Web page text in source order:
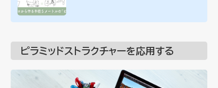
ピラミッドストラクチャーを応用する